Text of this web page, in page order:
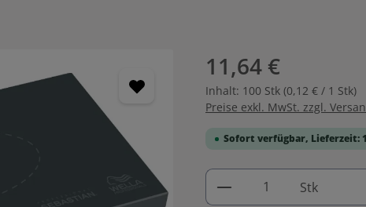
11,64 €
Inhalt: 100 Stk (0,12 € / 1 Stk)
Preise exkl. MwSt. zzgl.
Sofort verfügbar, Lieferzeit:
Produkt Anzahl:
Stk